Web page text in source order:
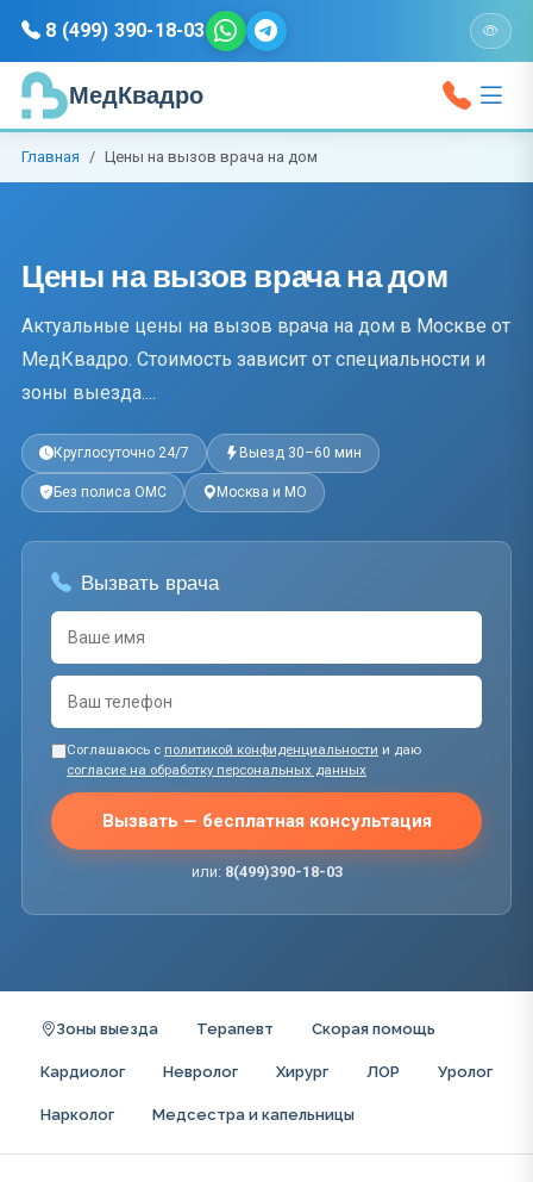
8 (499) 390-18-03
МедКвадро
Главная Цены на вызов врача на дом
Цены на вызов врача на дом
Актуальные цены на вызов врача на дом в Москве от
МедКвадро. Стоимость зависит от специальности и
зоны выезда....
Круглосуточно 24/7 Выезд 30–60 мин
Без полиса ОМС Москва и МО
Вызвать врача
Соглашаюсь с политикой конфиденциальности и даю
согласие на обработку персональных данных
Вызвать — бесплатная консультация
или: 8(499)390-18-03
Зоны выезда Терапевт Скорая помощь
Кардиолог Невролог Хирург ЛОР Уролог
Нарколог Медсестра и капельницы